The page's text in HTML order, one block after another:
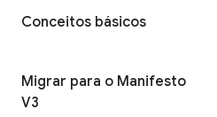
Conceitos básicos
Migrar para o Manifesto
V3